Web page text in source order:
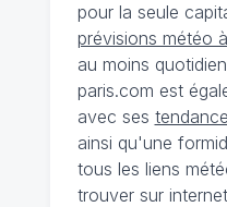
pour la seule
prévisions météo
au moins
paris.com est
avec ses
ainsi qu'une
tous les liens
trouver sur